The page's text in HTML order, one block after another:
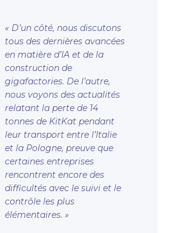
« D’un côté, nous discutons
tous des dernières avancées
en matière d’IA et de la
construction de
gigafactories. De l’autre,
nous voyons des actualités
relatant la perte de 14
tonnes de KitKat pendant
leur transport entre l’Italie
et la Pologne, preuve que
certaines entreprises
rencontrent encore des
difficultés avec le suivi et le
contrôle les plus
élémentaires. »